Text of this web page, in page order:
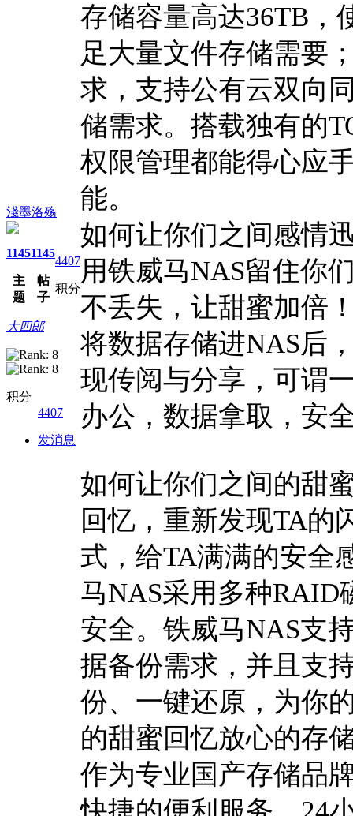
淺墨洛殇
1145
主
题
1145
帖
子
4407
积分
大四郎
积分
4407
发消息
存储容量高达36TB，
足大量文件存储需要
求，支持公有云双向
储需求。搭载独有的
权限管理都能得心应
能。
如何让你们之间感情
用铁威马NAS留住你
不丢失，让甜蜜加倍
将数据存储进NAS后
现传阅与分享，可谓
办公，数据拿取，安
如何让你们之间的甜
回忆，重新发现TA的
式，给TA满满的安全
马NAS采用多种RAID
安全。铁威马NAS支
据备份需求，并且支
份、一键还原，为你
的甜蜜回忆放心的存
作为专业国产存储品